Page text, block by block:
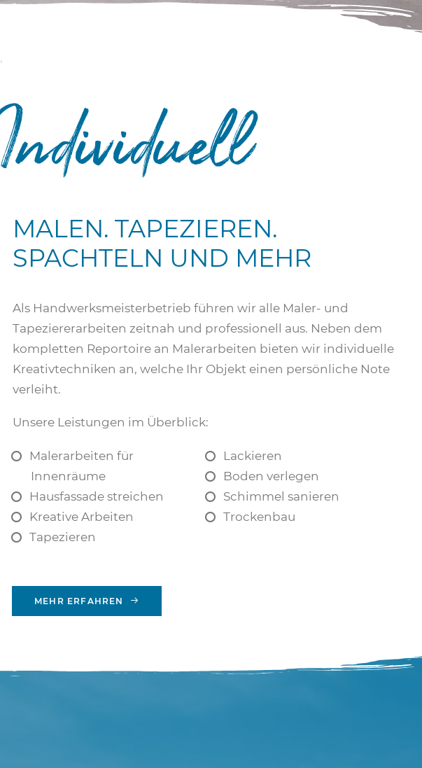
MALEN. TAPEZIEREN.
SPACHTELN UND MEHR
Als Handwerksmeisterbetrieb führen wir alle Maler- und
Tapeziererarbeiten zeitnah und professionell aus. Neben dem
kompletten Reportoire an Malerarbeiten bieten wir individuelle
Kreativtechniken an, welche Ihr Objekt einen persönliche Note
verleiht.
Unsere Leistungen im Überblick:
Malerarbeiten für
Innenräume
Hausfassade streichen
Kreative Arbeiten
Tapezieren
Lackieren
Boden verlegen
Schimmel sanieren
Trockenbau
MEHR ERFAHREN